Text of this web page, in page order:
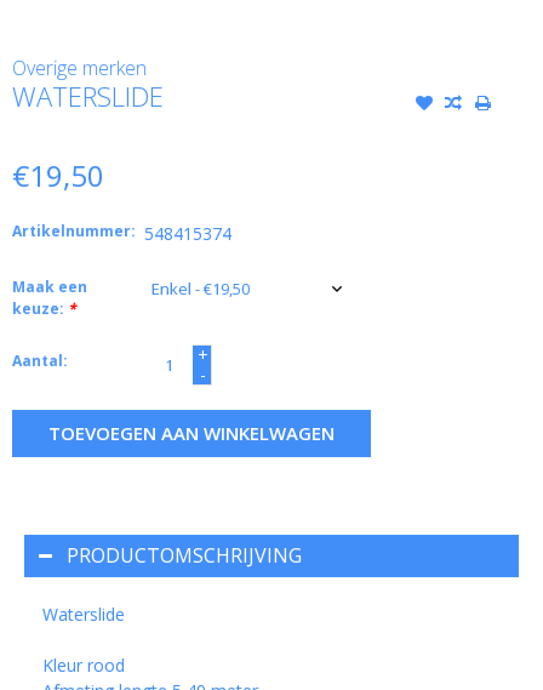
Overige merken
WATERSLIDE
€19,50
Artikelnummer: 548415374
Maak een
keuze: *
Aantal:
+
-
TOEVOEGEN AAN WINKELWAGEN
PRODUCTOMSCHRIJVING
Waterslide
Kleur rood